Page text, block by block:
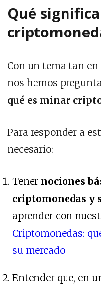
Qué
Con un tema tan en
nos hemos
qué es minar
Para responder a
necesario:
Tener nociones
criptomonedas y
aprender con
Criptomonedas:
su mercado
Entender que, en